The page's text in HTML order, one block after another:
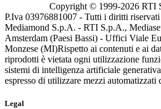
Copyright © 1999-2026 RTI
P.Iva 03976881007 - Tutti i diritti
Mediamond S.p.A. - RTI S.p.A.,
Amsterdam (Paesi Bassi) - Uffici Viale
Monzese (MI)Rispetto ai contenuti e ai
riprodotti è vietata ogni utilizzazione
sistemi di intelligenza artificiale
espresso di utilizzare mezzi automatizzati
Legal